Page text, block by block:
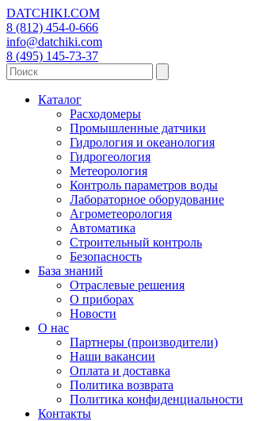
DATCHIKI.COM
8 (812) 454-0-666
info@datchiki.com
8 (495) 145-73-37
Каталог
Расходомеры
Промышленные датчики
Гидрология и океанология
Гидрогеология
Метеорология
Контроль параметров воды
Лабораторное оборудование
Агрометеорология
Автоматика
Строительный контроль
Безопасность
База знаний
Отраслевые решения
О приборах
Новости
О нас
Партнеры (производители)
Наши вакансии
Оплата и доставка
Политика возврата
Политика конфиденциальности
Контакты